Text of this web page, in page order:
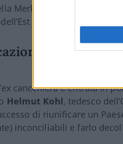
Merkel, che ha iniziato a
(legalizzato nel
delle due
cancelliera è entrata in
Helmut Kohl, tedesco
di riunificare un
inconciliabili e farlo